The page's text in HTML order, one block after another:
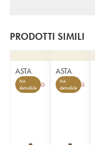
PRODOTTI SIMILI
ASTA
IVA
detraibile
ASTA
IVA
detraibile